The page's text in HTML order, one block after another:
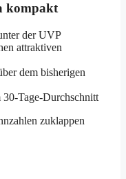
kompakt
der UVP
attraktiven
dem bisherigen
Tage-Durchschnitt
zuklappen